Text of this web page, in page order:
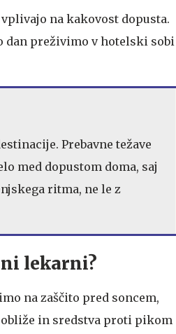
na kakovost dopusta.
dan preživimo v hotelski sobi
Prebavne težave
med dopustom doma, saj
ritma, ne le z
lekarni?
na zaščito pred soncem,
in sredstva proti pikom